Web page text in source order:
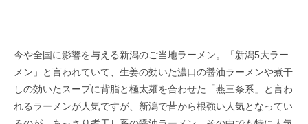
今や全国に影響を与える新潟のご当地ラーメン。「新潟5大ラー
メン」と言われていて、生姜の効いた濃口の醤油ラーメンや煮干
しの効いたスープに背脂と極太麺を合わせた「燕三条系」と言わ
れるラーメンが人気ですが、新潟で昔から根強い人気となってい